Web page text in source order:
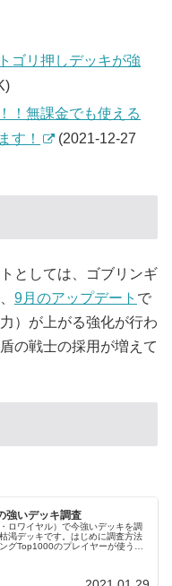
ゴリ押しデッキが強
！無課金でも使える
す！
(2021-12-27
としては、ゴブリンギ
9月のアップデート で
）が上がる強化が行わ
の戦士の採用が増えて
強いデッキ調査
ロワイヤル）で今強いデッキを調
渇デッキです。はじめに調査方法
グTop1000のプレイヤーが使うデ